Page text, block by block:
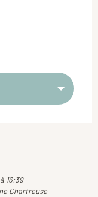
16:39
Chartreuse